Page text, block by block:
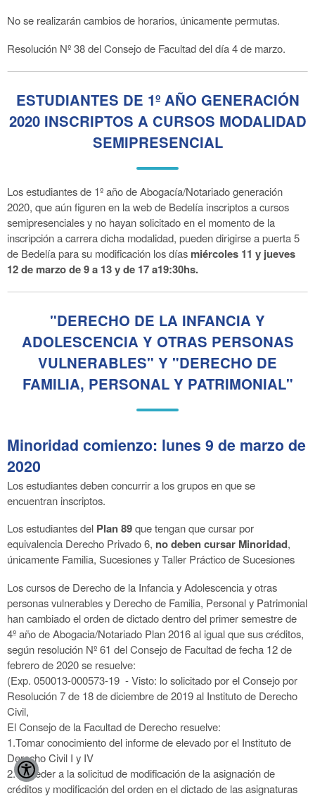
No se realizarán cambios de horarios, únicamente permutas.
Resolución Nº 38 del Consejo de Facultad del día 4 de marzo.
ESTUDIANTES DE 1º AÑO GENERACIÓN
2020 INSCRIPTOS A CURSOS MODALIDAD
SEMIPRESENCIAL
Los estudiantes de 1º año de Abogacía/Notariado generación
2020, que aún figuren en la web de Bedelía inscriptos a cursos
semipresenciales y no hayan solicitado en el momento de la
inscripción a carrera dicha modalidad, pueden dirigirse a puerta 5
de Bedelía para su modificación los días miércoles 11 y jueves
12 de marzo de 9 a 13 y de 17 a19:30hs.
"DERECHO DE LA INFANCIA Y
ADOLESCENCIA Y OTRAS PERSONAS
VULNERABLES" Y "DERECHO DE
FAMILIA, PERSONAL Y PATRIMONIAL"
Minoridad comienzo: lunes 9 de marzo de
2020
Los estudiantes deben concurrir a los grupos en que se
encuentran inscriptos.
Los estudiantes del Plan 89que tengan que cursar por
equivalencia Derecho Privado 6, no deben cursar Minoridad,
únicamente Familia, Sucesiones y Taller Práctico de Sucesiones
Los cursos de Derecho de la Infancia y Adolescencia y otras
personas vulnerables y Derecho de Familia, Personal y Patrimonial
han cambiado el orden de dictado dentro del primer semestre de
4º año de Abogacia/Notariado Plan 2016 al igual que sus créditos,
según resolución Nº 61 del Consejo de Facultad de fecha 12 de
febrero de 2020 se resuelve:
(Exp. 050013-000573-19 - Visto: lo solicitado por el Consejo por
Resolución 7 de 18 de diciembre de 2019 al Instituto de Derecho
Civil,
El Consejo de la Facultad de Derecho resuelve:
1.Tomar conocimiento del informe de elevado por el Instituto de
Derecho Civil I y IV
2. Acceder a la solicitud de modificación de la asignación de
créditos y modificación del orden en el dictado de las asignaturas